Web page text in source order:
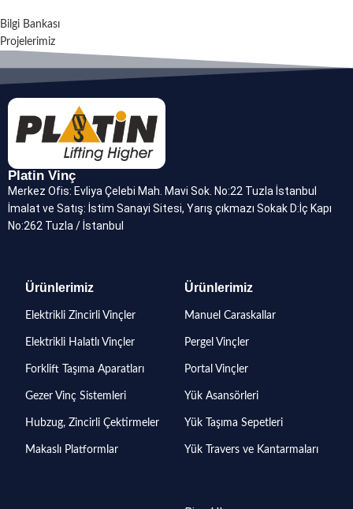
Bilgi Bankası
Projelerimiz
Platin Vinç
Merkez Ofis: Evliya Çelebi Mah. Mavi Sok. No:22 Tuzla İstanbul
İmalat ve Satış: İstim Sanayi Sitesi, Yarış çıkmazı Sokak D:İç Kapı
No:262 Tuzla / İstanbul
Ürünlerimiz
Elektrikli Zincirli Vinçler
Elektrikli Halatlı Vinçler
Forklift Taşıma Aparatları
Gezer Vinç Sistemleri
Hubzug, Zincirli Çektirmeler
Makaslı Platformlar
Ürünlerimiz
Manuel Caraskallar
Pergel Vinçler
Portal Vinçler
Yük Asansörleri
Yük Taşıma Sepetleri
Yük Travers ve Kantarmaları